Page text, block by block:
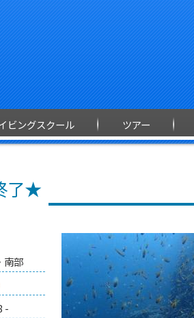
ビングスクール ツアー
了★
南部
-